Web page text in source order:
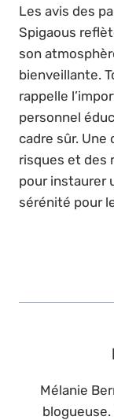
Les avis des
Spigaous
son
bienveillante.
rappelle
personnel
cadre sûr. Une
risques et des
pour instaurer
sérénité pour
Mélanie
blogueuse.